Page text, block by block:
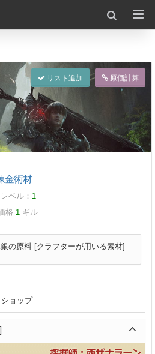
リスト追加 原価計算
金術材
ベル： 1
格 1 ギル
の原料 [クラフターが用いる素材]
ショップ